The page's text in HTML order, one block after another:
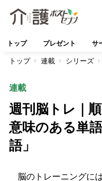
トップ プレゼント サ
トップ 連載 シリーズ
連載
週刊脳トレ｜
意味のある単
語」
脳のトレーニングに